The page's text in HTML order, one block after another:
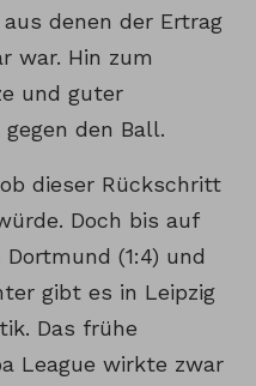
denen der Ertrag
war. Hin zum
und guter
den Ball.
dieser Rückschritt
Doch bis auf
(1:4) und
gibt es in Leipzig
Das frühe
League wirkte zwar